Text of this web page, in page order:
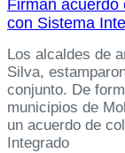
Firman acuerdo
con Sistema
Los alcaldes de
Silva,
conjunto. De
municipios de
un acuerdo de
Integrado